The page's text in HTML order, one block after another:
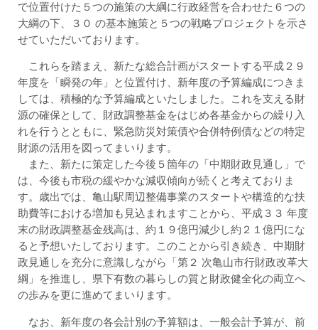
で位置付けた５つの施策の大綱に行政経営を合わせた６つの
大綱の下、３０ の基本施策と５つの戦略プロジェクトを示さ
せていただいております。
これらを踏まえ、新たな総合計画がスタートする平成２９
年度を「瞬発の年」と位置付け、新年度の予算編成につきま
しては、積極的な予算編成といたしました。これを支える財
源の確保として、財政調整基金をはじめ各基金からの繰り入
れを行うとともに、緊急防災対策債や合併特例債などの特定
財源の活用を図ってまいります。
また、新たに策定した今後５箇年の「中期財政見通し」で
は、今後も市税の緩やかな減収傾向が続くと考えておりま
す。歳出では、亀山駅周辺整備事業のスタートや構造的な扶
助費等における増加も見込まれますことから、平成３３ 年度
末の財政調整基金残高は、約１９億円減少し約２１億円にな
ると予想いたしております。このことから引き続き、中期財
政見通しを充分に意識しながら「第２ 次亀山市行財政改革大
綱」を推進し、県下有数の暮らしの質と財政健全化の両立へ
の歩みを更に進めてまいります。
なお、新年度の各会計別の予算額は、一般会計予算が、前